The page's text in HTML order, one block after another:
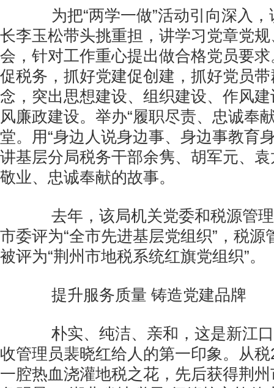
为把“两学一做”活动引向深入，
长李玉松带头挑重担，讲学习党章党
会，针对工作重心提出做合格党员要
促税务，抓好党建促创建，抓好党员带
念，突出思想建设、组织建设、作风
风廉政建设。举办“履职尽责、忠诚奉
堂。用“身边人说身边事、身边事教育
讲基层分局税务干部余隽、胡军元、
敬业、忠诚奉献的故事。
去年，该局机关党委和税源管理
市委评为“全市先进基层党组织”，税源
被评为“荆州市地税系统红旗党组织”。
提升服务质量 铸造党建品牌
朴实、纯洁、亲和，这是新江口
收管理员裴晓红给人的第一印象。从
一腔热血浇灌地税之花，先后获得荆